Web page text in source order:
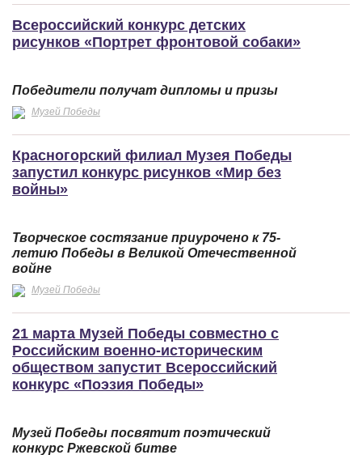
Всероссийский конкурс детских
рисунков «Портрет фронтовой собаки»
Победители получат дипломы и призы
Музей Победы
Красногорский филиал Музея Победы
запустил конкурс рисунков «Мир без
войны»
Творческое состязание приурочено к 75-
летию Победы в Великой Отечественной
войне
Музей Победы
21 марта Музей Победы совместно с
Российским военно-историческим
обществом запустит Всероссийский
конкурс «Поэзия Победы»
Музей Победы посвятит поэтический
конкурс Ржевской битве